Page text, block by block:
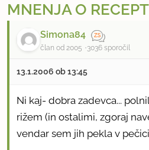
MNENJA O
Simona84
član od 2005 3036 sporočil
13.1.2006 ob 13:45
Ni kaj- dobra zadevca...
rižem (in ostalimi, zgoraj
vendar sem jih pekla v